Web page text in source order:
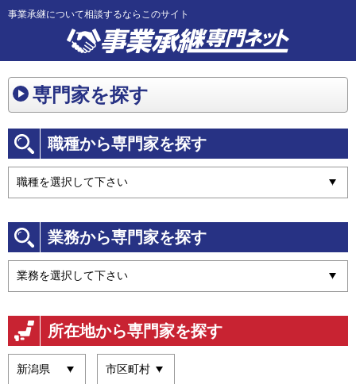
事業承継について相談するならこのサイト
専門家を探す
職種から専門家を探す
業務から専門家を探す
所在地から専門家を探す